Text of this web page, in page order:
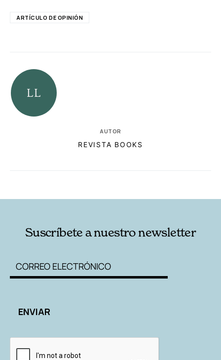
ARTÍCULO DE OPINIÓN
AUTOR
REVISTA BOOKS
Suscríbete a nuestro newsletter